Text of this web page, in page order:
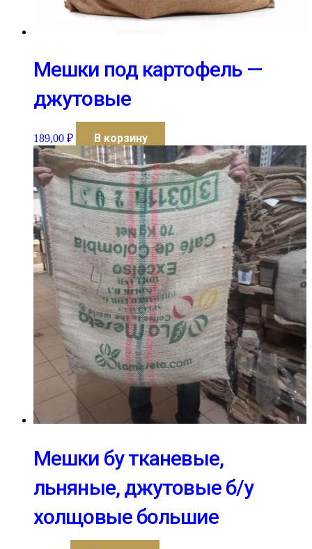
Мешки под картофель —
джутовые
189,00 ₽ В корзину
Мешки бу тканевые,
льняные, джутовые б/у
холщовые большие